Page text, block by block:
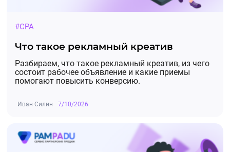
✅ Продлен срок действия промокодов
ШОПИНГЛАЙВ-500
✅ Добавлена акция Модные коллекции со
скидками до 50%!Действует до 31.05.2025.
Все подробности в описании и Промо
материалах оффера.
#CPA
Что такое рекламный креатив
Разбираем, что такое рекламный креатив, из чего
состоит рабочее объявление и какие приемы
помогают повысить конверсию.
Иван Силин 7/10/2026